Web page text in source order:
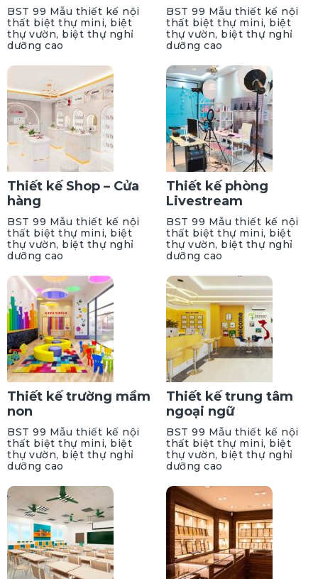
BST 99 Mẫu thiết kế nội
thất biệt thự mini, biệt
thự vườn, biệt thự nghỉ
dưỡng cao
BST 99 Mẫu thiết kế nội
thất biệt thự mini, biệt
thự vườn, biệt thự nghỉ
dưỡng cao
Thiết kế Shop – Cửa
hàng
BST 99 Mẫu thiết kế nội
thất biệt thự mini, biệt
thự vườn, biệt thự nghỉ
dưỡng cao
Thiết kế phòng
Livestream
BST 99 Mẫu thiết kế nội
thất biệt thự mini, biệt
thự vườn, biệt thự nghỉ
dưỡng cao
Thiết kế trường mầm
non
BST 99 Mẫu thiết kế nội
thất biệt thự mini, biệt
thự vườn, biệt thự nghỉ
dưỡng cao
Thiết kế trung tâm
ngoại ngữ
BST 99 Mẫu thiết kế nội
thất biệt thự mini, biệt
thự vườn, biệt thự nghỉ
dưỡng cao